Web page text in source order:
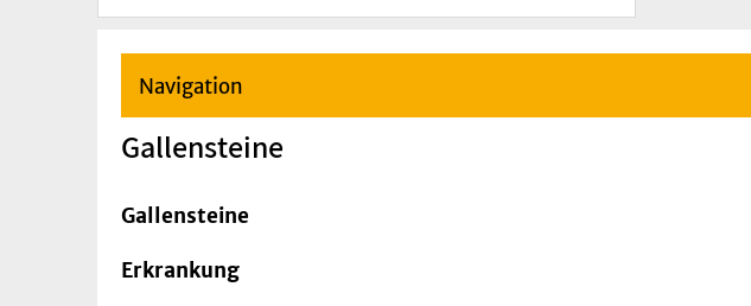
Navigation
Gallensteine
Gallensteine
Erkrankung